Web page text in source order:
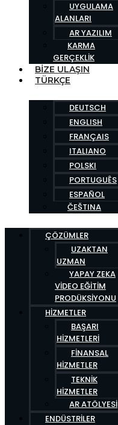
UYGULAMA
ALANLARI
AR YAZILIM
KARMA
GERÇEKLIK
BIZE ULAŞIN
TÜRKÇE
DEUTSCH
ENGLISH
FRANÇAIS
ITALIANO
POLSKI
PORTUGUÊS
ESPAÑOL
ČEŠTINA
ÇÖZÜMLER
UZAKTAN
UZMAN
YAPAY ZEKA
VIDEO EĞITIM
PRODÜKSIYONU
HIZMETLER
BAŞARI
HIZMETLERI
FINANSAL
HIZMETLER
TEKNIK
HIZMETLER
AR ATÖLYESI
ENDÜSTRILER